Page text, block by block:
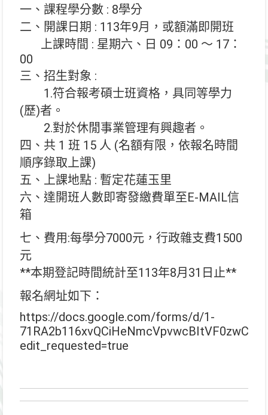
一、課程學分數 : 8學分
二、開課日期 : 113年9月，或額滿即開班
上課時間 : 星期六、日 09：00 ～ 17：
00
三、招生對象 :
1.符合報考碩士班資格，具同等學力
(歷)者。
2.對於休閒事業管理有興趣者。
四、共 1 班 15 人 (名額有限，依報名時間
順序錄取上課)
五、上課地點 : 暫定花蓮玉里
六、達開班人數即寄發繳費單至E-MAIL信
箱
七、費用:每學分7000元，行政雜支費1500
元
**本期登記時間統計至113年8月31日止**
報名網址如下：
https://docs.google.com/forms/d/1-
edit_requested=true